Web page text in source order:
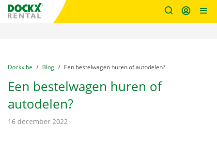
Fratello DEMO
U bevindt zich hier:
van
Dockx.be naar
Blog naar
Een bestelwagen huren of autodelen?
Een bestelwagen huren of
autodelen?
16 december 2022